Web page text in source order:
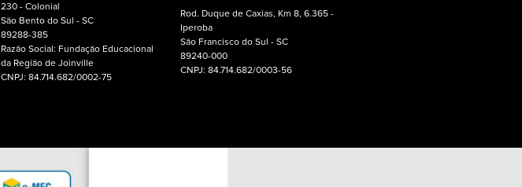
230 - Colonial
São Bento do Sul - SC
89288-385
Razão Social: Fundação Educacional
da Região de Joinville
CNPJ: 84.714.682/0002-75
Rod. Duque de Caxias, Km 8, 6.365 -
Iperoba
São Francisco do Sul - SC
89240-000
CNPJ: 84.714.682/0003-56